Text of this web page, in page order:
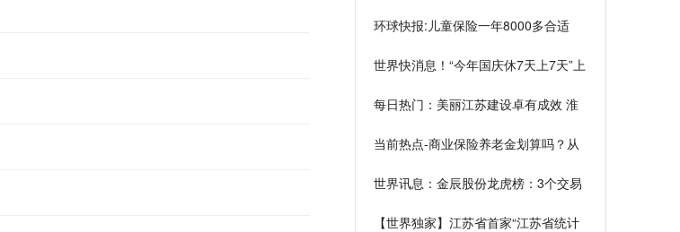
环球快报:儿童保险一年8000多合适
世界快消息！“今年国庆休7天上7天”上
每日热门：美丽江苏建设卓有成效 淮
当前热点-商业保险养老金划算吗？从
世界讯息：金辰股份龙虎榜：3个交易
【世界独家】江苏省首家“江苏省统计